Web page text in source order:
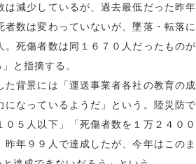
減少しているが、過去最低だった昨年
数は変わっていないが、墜落・転落に
死傷者数は同１６７０人だったものが
と指摘する。
背景には「運送事業者各社の教育の成
なっているようだ」という。陸災防で
５人以下」「死傷者数を１万２４００
年９９人で達成したが、今年はこのま